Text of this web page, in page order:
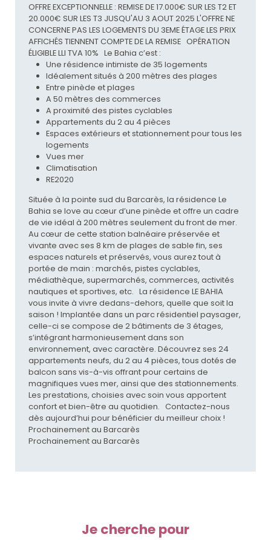
OFFRE EXCEPTIONNELLE : REMISE DE 17.000€ SUR LES T2 ET
20.000€ SUR LES T3 JUSQU'AU 3 AOUT 2025 L'OFFRE NE
CONCERNE PAS LES LOGEMENTS DU 3EME ÉTAGE LES PRIX
AFFICHÉS TIENNENT COMPTE DE LA REMISE OPÉRATION
ÉLIGIBLE LLI TVA 10% Le Bahia c’est :
Une résidence intimiste de 35 logements
Idéalement situés à 200 mètres des plages
Entre pinède et plages
A 50 mètres des commerces
A proximité des pistes cyclables
Appartements du 2 au 4 pièces
Espaces extérieurs et stationnement pour tous les
logements
Vues mer
Climatisation
RE2020
Située à la pointe sud du Barcarès, la résidence Le
Bahia se love au cœur d’une pinède et offre un cadre
de vie idéal à 200 mètres seulement du front de mer.
Au cœur de cette station balnéaire préservée et
vivante avec ses 8 km de plages de sable fin, ses
espaces naturels et préservés, vous aurez tout à
portée de main : marchés, pistes cyclables,
médiathèque, supermarchés, commerces, activités
nautiques et sportives, etc. La résidence LE BAHIA
vous invite à vivre dedans-dehors, quelle que soit la
saison ! Implantée dans un parc résidentiel paysager,
celle-ci se compose de 2 bâtiments de 3 étages,
s’intégrant harmonieusement dans son
environnement, avec caractère. Découvrez ses 24
appartements neufs, du 2 au 4 pièces, tous dotés de
balcon sans vis-à-vis offrant pour certains de
magnifiques vues mer, ainsi que des stationnements.
Les prestations, choisies avec soin vous apportent
confort et bien-être au quotidien. Contactez-nous
dès aujourd’hui pour bénéficier du meilleur choix !
Prochainement au Barcarès
Prochainement au Barcarès
Je cherche pour